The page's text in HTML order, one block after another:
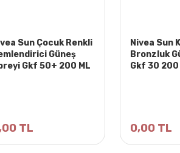
Sun Çocuk Renkli
Güneş
Gkf 50+ 200 ML
TL
Nivea Sun
Bronzluk
Gkf 30 200
0,00 TL